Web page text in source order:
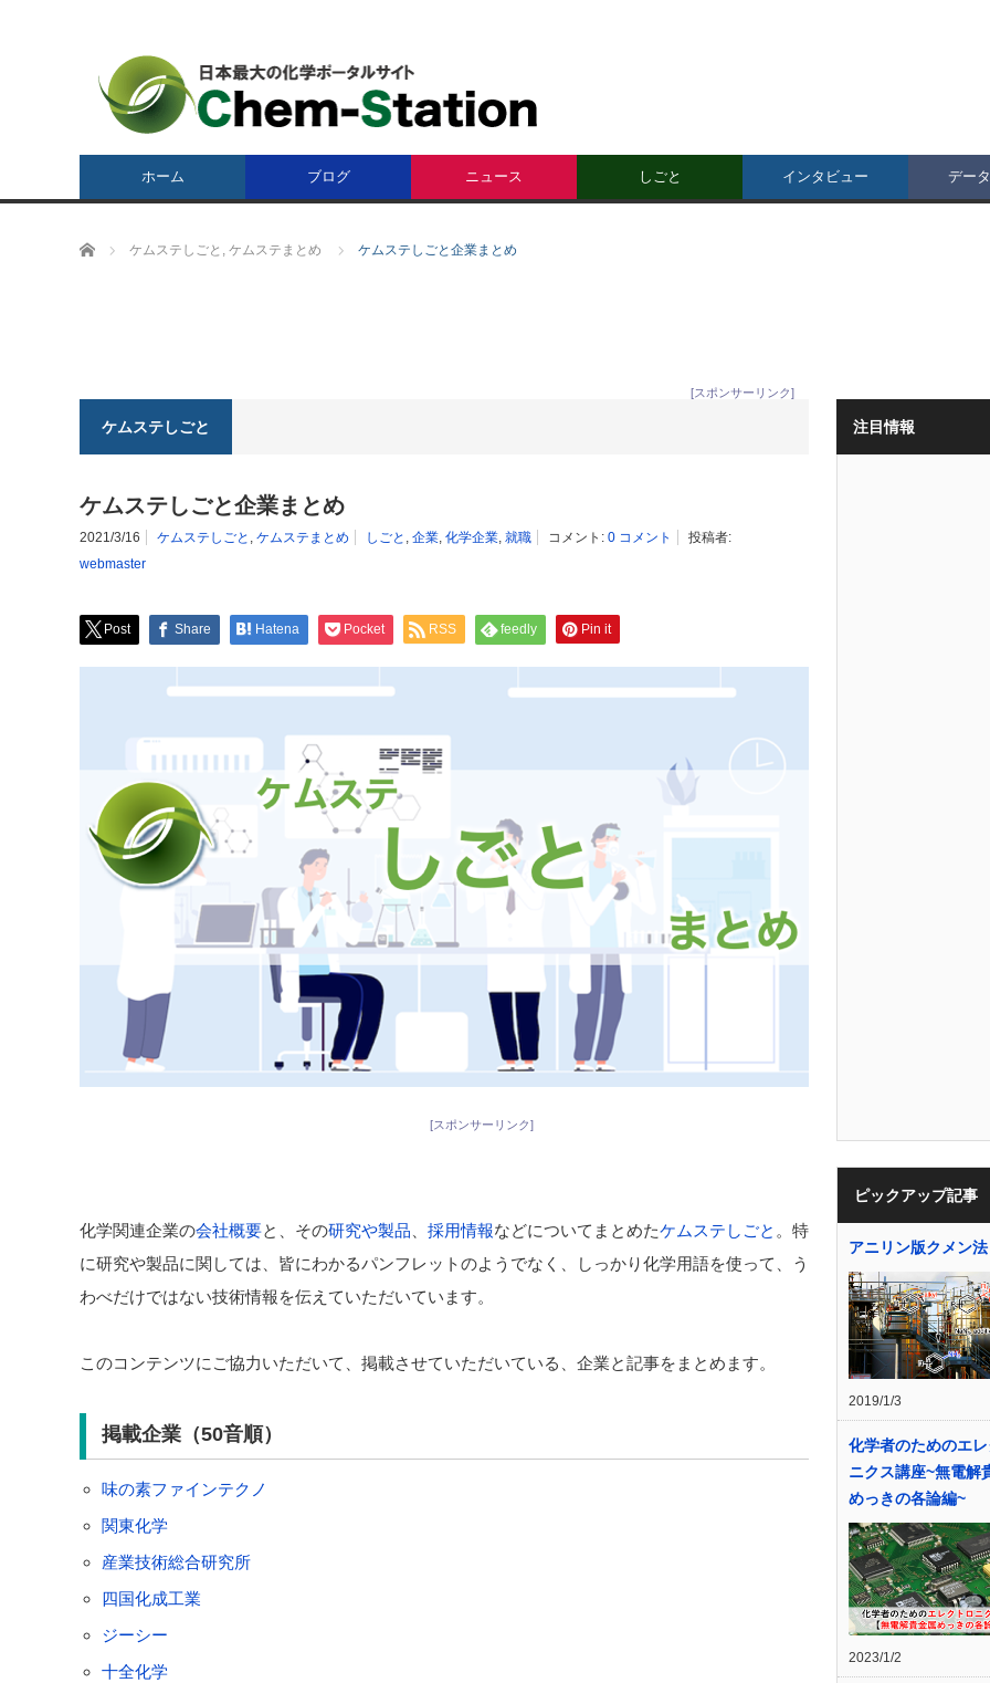
ホーム ブログ ニュース しごと インタビュー デー
ホーム ケムステしごと , ケムステまとめ ケムステしごと企業まとめ
[スポンサーリンク]
ケムステしごと
ケムステしごと企業まとめ
2021/3/16 ケムステしごと , ケムステまとめ しごと , 企業, 化学企業, 就職 コメント: 0 コメント
投稿者:
webmaster
Post Share Hatena Pocket RSS feedly Pin it
[スポンサーリンク]
化学関連企業の会社概要と、その研究や製品 採用情報などについてまとめたケムステしごと 。特
に研究や製品に関しては、皆にわかるパンフレットのようでなく、しっかり化学用語を使って、う
わべだけではない技術情報を伝えていただいています。
このコンテンツにご協力いただいて、掲載させていただいている、企業と記事をまとめます。
掲載企業（50音順）
味の素ファインテクノ
関東化学
産業技術総合研究所
四国化成工業
ジーシー
十全化学
注目情報
ピックアップ記事
アニリン版クメン法
2019/1/3
化学者のためのエ
ニクス講座~無電解
めっきの各論編~
2023/1/2